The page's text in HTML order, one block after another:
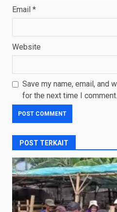
Email *
Website
Save my name, email, and
for the next time I comment.
POST TERKAIT